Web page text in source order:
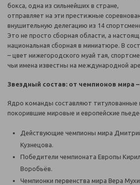
бокса, одна из сильнейших в стране,
отправляет на эти престижные
внушительную делегацию из 14
Это не просто сборная области, а
национальная сборная в миниатюре. В
– цвет нижегородского муай тая,
чьи имена известны на международной
Звездный состав: от чемпионов мира
Ядро команды составляют титулованные
покорившие мировые и европейские
Действующие чемпионы мира
Кузнецова.
Победители чемпионата Европы
Воробьёв.
Чемпионки первенства мира Вера